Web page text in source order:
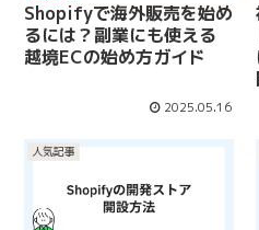
Shopifyで海外販売を始め
るには？副業にも使える
越境ECの始め方ガイド
2025.05.16
人気記事